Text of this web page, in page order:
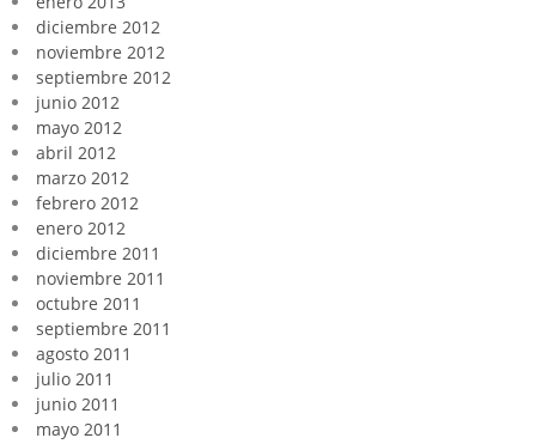
diciembre 2012
noviembre 2012
septiembre 2012
junio 2012
mayo 2012
abril 2012
marzo 2012
febrero 2012
enero 2012
diciembre 2011
noviembre 2011
octubre 2011
septiembre 2011
agosto 2011
julio 2011
junio 2011
mayo 2011